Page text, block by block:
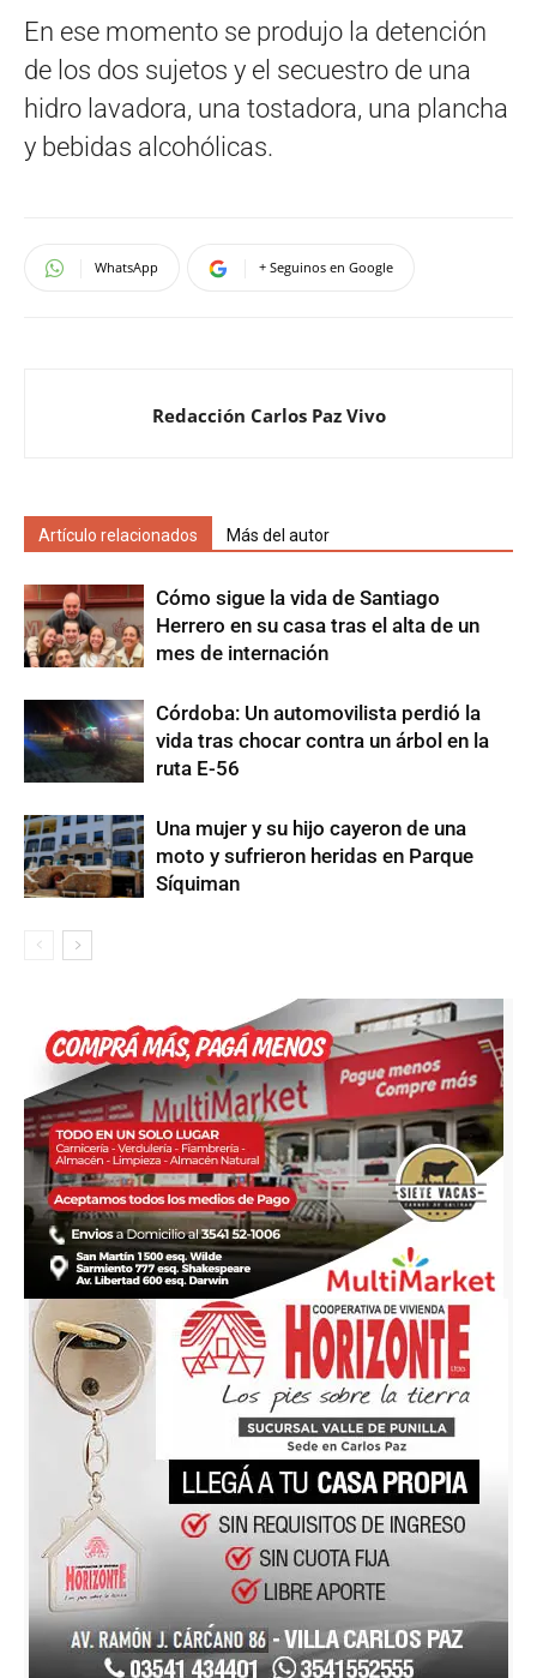
En ese momento se produjo la detención
de los dos sujetos y el secuestro de una
hidro lavadora, una tostadora, una plancha
y bebidas alcohólicas.
WhatsApp + Seguinos en Google
Redacción Carlos Paz Vivo
Artículo relacionados Más del autor
Cómo sigue la vida de Santiago
Herrero en su casa tras el alta de un
mes de internación
Córdoba: Un automovilista perdió la
vida tras chocar contra un árbol en la
ruta E-56
Una mujer y su hijo cayeron de una
moto y sufrieron heridas en Parque
Síquiman